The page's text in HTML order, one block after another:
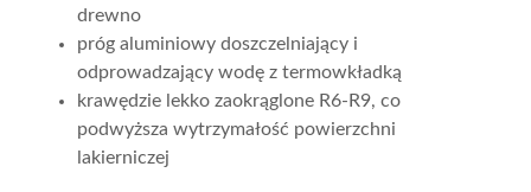
drewno
próg aluminiowy doszczelniający i
odprowadzający wodę z termowkładką
krawędzie lekko zaokrąglone R6-R9, co
podwyższa wytrzymałość powierzchni
lakierniczej